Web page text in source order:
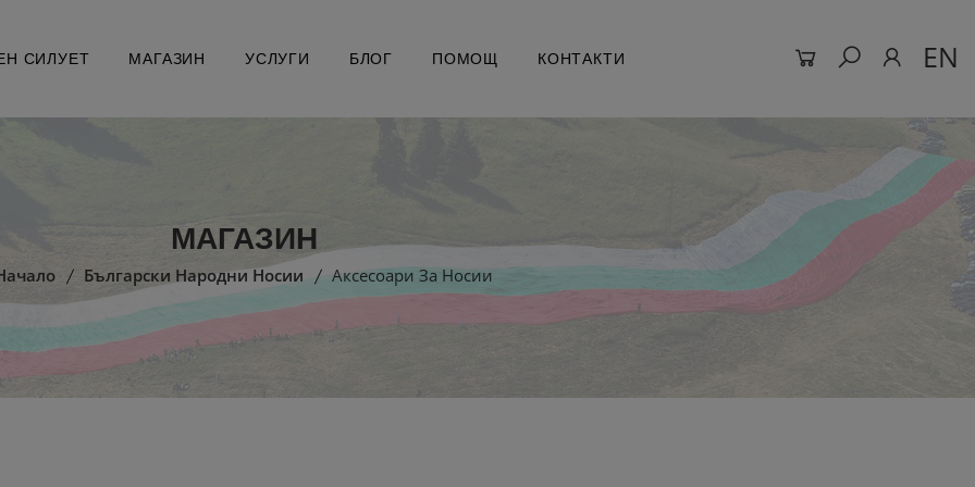
СИЛУЕТ МАГАЗИН УСЛУГИ БЛОГ ПОМОЩ КОНТАКТИ EN
МАГАЗИН
Български Народни Носии Аксесоари За Носии